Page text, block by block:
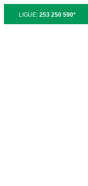
LIGUE: 253 250 590*